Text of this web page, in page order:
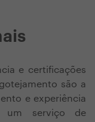
e certificações
são a
e experiência
um serviço de